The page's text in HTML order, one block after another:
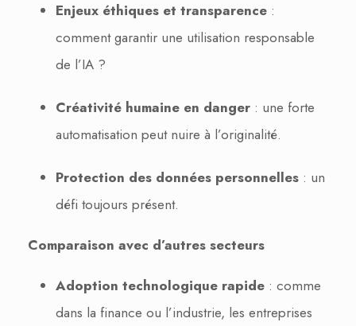
Enjeux éthiques et transparence :
comment garantir une utilisation responsable
de l’IA ?
Créativité humaine en danger : une forte
automatisation peut nuire à l’originalité.
Protection des données personnelles : un
défi toujours présent.
Comparaison avec d’autres secteurs
Adoption technologique rapide : comme
dans la finance ou l’industrie, les entreprises